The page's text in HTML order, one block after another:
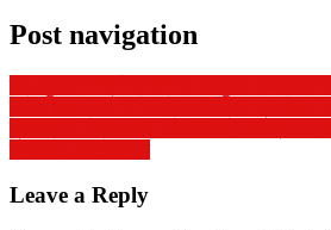
Post navigation
Leave a Reply